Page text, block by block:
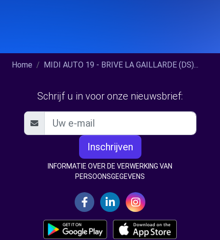
Home MIDI AUTO 19 - BRIVE LA GAILLARDE (DS)...
Schrijf u in voor onze nieuwsbrief:
Inschrijven
INFORMATIE OVER DE VERWERKING VAN
PERSOONSGEGEVENS